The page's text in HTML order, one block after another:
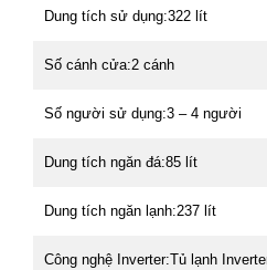
Dung tích sử dụng:322 lít
Số cánh cửa:2 cánh
Số người sử dụng:3 – 4 người
Dung tích ngăn đá:85 lít
Dung tích ngăn lạnh:237 lít
Công nghệ Inverter:Tủ lạnh